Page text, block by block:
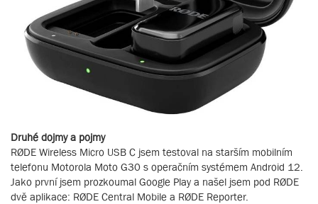
Druhé dojmy a pojmy
RØDE Wireless Micro USB C jsem testoval na starším mobilním
telefonu Motorola Moto G30 s operačním systémem Android 12.
Jako první jsem prozkoumal Google Play a našel jsem pod RØDE
dvě aplikace: RØDE Central Mobile a RØDE Reporter.